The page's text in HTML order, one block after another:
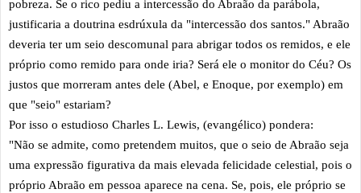
pobreza. Se o rico pediu a intercessão do Abraão da parábola,
justificaria a doutrina esdrúxula da "intercessão dos santos." Abraão
deveria ter um seio descomunal para abrigar todos os remidos, e ele
próprio como remido para onde iria? Será ele o monitor do Céu? Os
justos que morreram antes dele (Abel, e Enoque, por exemplo) em
que "seio" estariam?
Por isso o estudioso Charles L. Lewis, (evangélico) pondera:
"Não se admite, como pretendem muitos, que o seio de Abraão seja
uma expressão figurativa da mais elevada felicidade celestial, pois o
próprio Abraão em pessoa aparece na cena. Se, pois, ele próprio se